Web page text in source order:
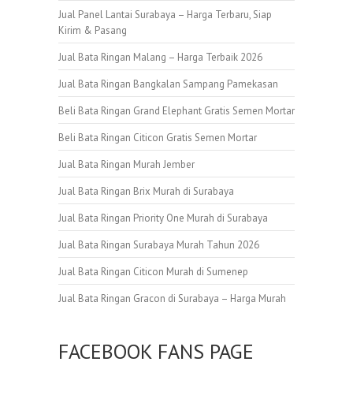
Jual Panel Lantai Surabaya – Harga Terbaru, Siap
Kirim & Pasang
Jual Bata Ringan Malang – Harga Terbaik 2026
Jual Bata Ringan Bangkalan Sampang Pamekasan
Beli Bata Ringan Grand Elephant Gratis Semen Mortar
Beli Bata Ringan Citicon Gratis Semen Mortar
Jual Bata Ringan Murah Jember
Jual Bata Ringan Brix Murah di Surabaya
Jual Bata Ringan Priority One Murah di Surabaya
Jual Bata Ringan Surabaya Murah Tahun 2026
Jual Bata Ringan Citicon Murah di Sumenep
Jual Bata Ringan Gracon di Surabaya – Harga Murah
FACEBOOK FANS PAGE